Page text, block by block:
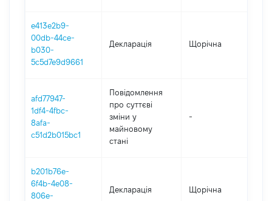
e413e2b9-
00db-44ce-
b030-
5c5d7e9d9661
Декларація Щорічна
afd77947-
1df4-4fbc-
8afa-
c51d2b015bc1
Повідомлення
про суттєві
зміни y
майновому
стані
-
b201b76e-
6f4b-4e08-
806e-
Декларація Щорічна